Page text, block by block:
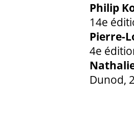
Philip
14e
Pierre-
4e
Dunod,